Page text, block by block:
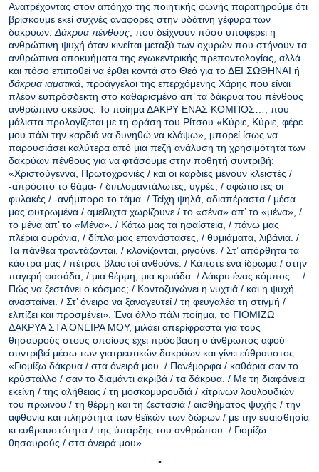
Ανατρέχοντας στον απόηχο της ποιητικής φωνής παρατηρούμε ότι
βρίσκουμε εκεί συχνές αναφορές στην υδάτινη γέφυρα των
δακρύων.Δάκρυα πένθους, που δείχνουν πόσο υποφέρει η
ανθρώπινη ψυχή όταν κινείται μεταξύ των οχυρών που στήνουν τα
ανθρώπινα αποκυήματα της εγωκεντρικής πρεποντολογίας, αλλά
και πόσο επιποθεί να έρθει κοντά στο Θεό για το ΔΕΙ ΣΩΘΗΝΑΙ ή
δάκρυα ιαματικά, προάγγελοι της επερχόμενης Χάρης που είναι
πλέον ευπρόσδεκτη στο καθαρισμένο απ’ τα δάκρυα του πένθους
ανθρώπινο σκεύος. Το ποίημα ΔΑΚΡΥ ΕΝΑΣ ΚΟΜΠΟΣ…, που
μάλιστα προλογίζεται με τη φράση του Ρίτσου «Κύριε, Κύριε, φέρε
μου πάλι την καρδιά να δυνηθώ να κλάψω», μπορεί ίσως να
παρουσιάσει καλύτερα από μια πεζή ανάλυση τη χρησιμότητα των
δακρύων πένθους για να φτάσουμε στην ποθητή συντριβή:
«Χριστούγεννα, Πρωτοχρονιές / και οι καρδιές μένουν κλειστές /
-απρόσιτο το θάμα- / διπλομαντάλωτες, υγρές, / αφώτιστες οι
φυλακές / -ανήμπορο το τάμα. / Τείχη ψηλά, αδιαπέραστα / μέσα
μας φυτρωμένα / αμείλιχτα χωρίζουνε / το «σένα» απ’ το «μένα», /
το μένα απ’ το «Μένα». / Κάτω μας τα ηφαίστεια, / πάνω μας
πλέρια ουράνια, / δίπλα μας επανάστασες, / θυμιάματα, λιβάνια. /
Τα πάνθεα τραντάζονται, / κλονίζονται, ριγούνε. / Στ’ απόρθητα τα
κάστρα μας / πέτρας βλαστοί ανθούνε. / Κάποτε ένα ίδρωμα / στην
παγερή φασάδα, / μια θέρμη, μια κρυάδα. / Δάκρυ ένας κόμπος… /
Πώς να ζεστάνει ο κόσμος; / Κοντοζυγώνει η νυχτιά / και η ψυχή
ανασταίνει. / Στ’ όνειρο να ξαναγευτεί / τη φευγαλέα τη στιγμή /
ελπίζει και προσμένει». Ένα άλλο πάλι ποίημα, το ΓΙΟΜΙΖΩ
ΔΑΚΡΥΑ ΣΤΑ ΟΝΕΙΡΑ ΜΟΥ, μιλάει απερίφραστα για τους
θησαυρούς στους οποίους έχει πρόσβαση ο άνθρωπος αφού
συντριβεί μέσω των γιατρευτικών δακρύων και γίνει εύθραυστος.
«Γιομίζω δάκρυα / στα όνειρά μου. / Πανέμορφα / καθάρια σαν το
κρύσταλλο / σαν το διαμάντι ακριβά / τα δάκρυα. / Με τη διαφάνεια
εκείνη / της αλήθειας / τη μοσκομυρουδιά / κίτρινων λουλουδιών
του πρωινού / τη θέρμη και τη ζεστασιά / αισθήματος ψυχής / την
αφθονία και πληρότητα των θεϊκών των δώρων / με την ευαισθησία
κι ευθραυστότητα / της ύπαρξης του ανθρώπου. / Γιομίζω
θησαυρούς / στα όνειρά μου».
▪